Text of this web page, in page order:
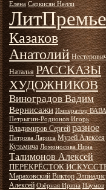
Елена Саркисян Нелли
Казаков
Анатолий
Наталья РАССКАЗЫ
ХУДОЖНИКОВ
Виноградов Вадим
Вернисажи Император ВАВА
Петрыгин-Родионов Игорь
Владимиров Сергей разное
Петрова Лариса Музей Алексея
Кузьмича Ломоносова Нина
Талимонов Алексей
ПЕРЕКРЁСТОК
Мараховский Виктор Элпиадис
Алексей Озёрная Ирина Наумов